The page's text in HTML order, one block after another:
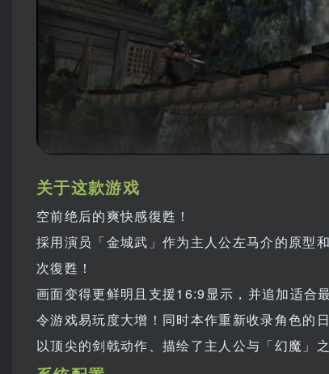
关于这款游戏
空前绝后的爽快感復甦！
採用演员「金城武」作为主人公左马介的原型
次復甦！
画面变得更鲜明且支援16:9显示，并追加适合
令游戏易玩度大增！同时本作重新收录角色的
以顶尖的剑戟动作、描绘了主人公与「幻魔」